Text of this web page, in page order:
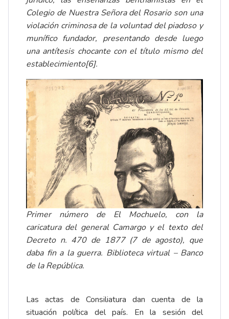
Colegio de Nuestra Señora del Rosario son una
violación criminosa de la voluntad del piadoso y
munífico fundador, presentando desde luego
una antítesis chocante con el título mismo del
establecimiento[6].
Primer número de El Mochuelo, con la
caricatura del general Camargo y el texto del
Decreto n. 470 de 1877 (7 de agosto), que
daba fin a la guerra. Biblioteca virtual – Banco
de la República.
Las actas de Consiliatura dan cuenta de la
situación política del país. En la sesión del